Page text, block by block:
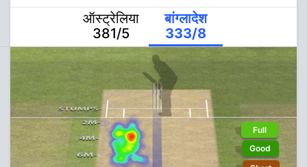
ऑस्ट्रेलिया
381/5
बांग्लादेश
333/8
Full
Good